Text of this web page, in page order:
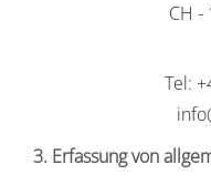
CH -
Tel:
3. Erfassung von